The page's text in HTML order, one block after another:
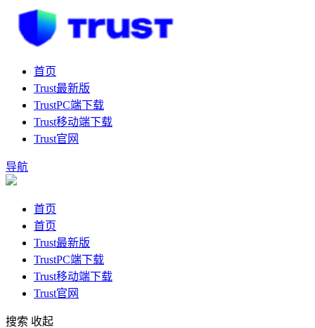
首页
Trust最新版
TrustPC端下载
Trust移动端下载
Trust官网
导航
首页
首页
Trust最新版
TrustPC端下载
Trust移动端下载
Trust官网
搜索 收起